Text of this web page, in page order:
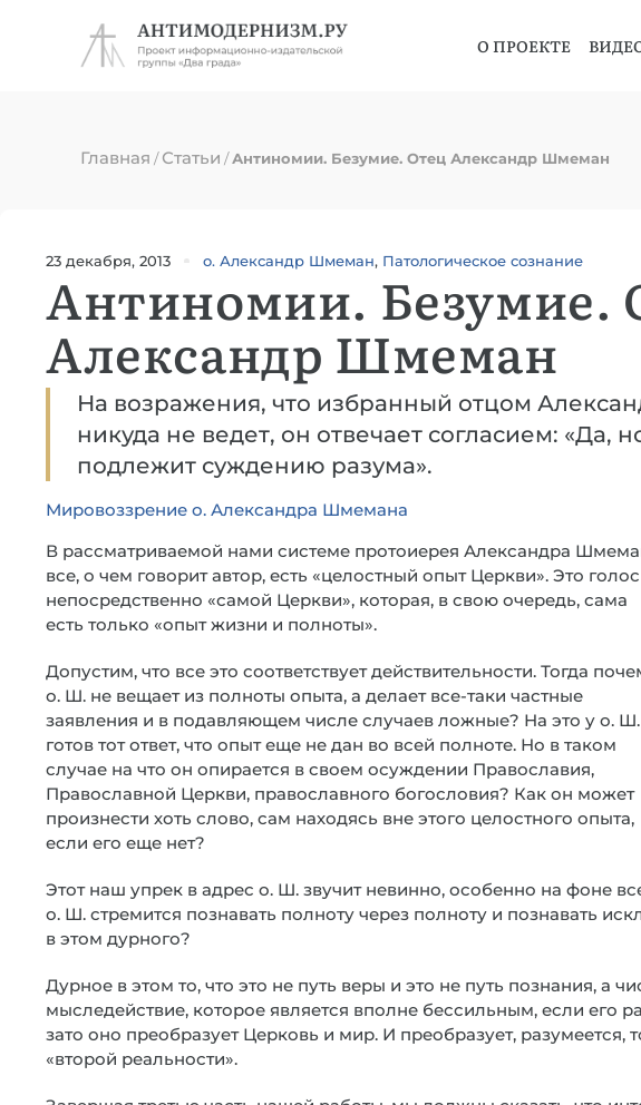
О ПРОЕКТЕ
Главная /Статьи /Антиномии. Безумие. Отец Александр Шмеман
23 декабря, 2013 о. Александр Шмеман, Патологическое сознание
Антиномии. Безумие.
Александр Шмеман
На возражения, что избранный отцом
никуда не ведет, он отвечает согласием: «Да,
подлежит суждению разума».
Мировоззрение о. Александра Шмемана
В рассматриваемой нами системе протоиерея Александра
все, о чем говорит автор, есть «целостный опыт Церкви». Это голос
непосредственно «самой Церкви», которая, в свою очередь, сама
есть только «опыт жизни и полноты».
Допустим, что все это соответствует действительности. Тогда
о. Ш. не вещает из полноты опыта, а делает все-таки частные
заявления и в подавляющем числе случаев ложные? На это у о. Ш.
готов тот ответ, что опыт еще не дан во всей полноте. Но в таком
случае на что он опирается в своем осуждении Православия,
Православной Церкви, православного богословия? Как он может
произнести хоть слово, сам находясь вне этого целостного опыта,
если его еще нет?
Этот наш упрек в адрес о. Ш. звучит невинно, особенно на фоне
о. Ш. стремится познавать полноту через полноту и познавать
в этом дурного?
Дурное в этом то, что это не путь веры и это не путь познания, а
мыследействие, которое является вполне бессильным, если его
зато оно преобразует Церковь и мир. И преобразует, разумеется,
«второй реальности».